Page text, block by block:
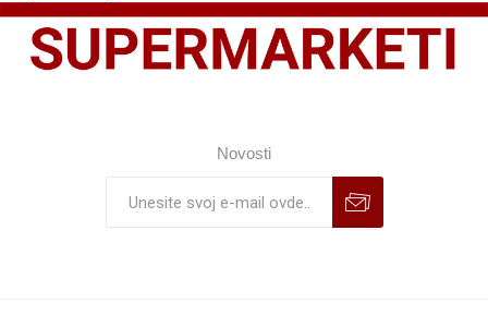
Novosti